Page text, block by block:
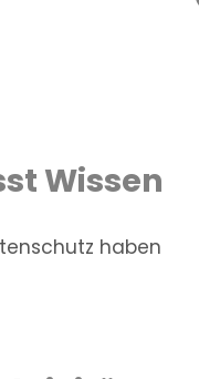
Wissen
haben